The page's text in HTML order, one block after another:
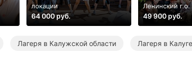
локации
64 000 руб.
Ленинский г.о.
49 900 руб.
Лагеря в Калужской области Лагеря в Калуге